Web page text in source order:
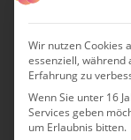
Wir nutzen Cookies
essenziell, während
Erfahrung zu
Wenn Sie unter 16
Services geben
um Erlaubnis bitten.